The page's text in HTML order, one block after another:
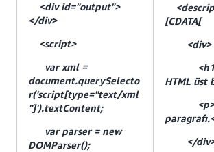
<div id="output">
</div>
<script>
var xml =
document.querySelecto
r('script[type="text/xml
"]').textContent;
var parser = new
DOMParser();
[CDATA[
<div>
HTML üst
</